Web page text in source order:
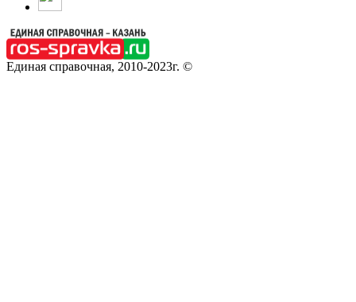
Единая справочная, 2010-2023г. ©